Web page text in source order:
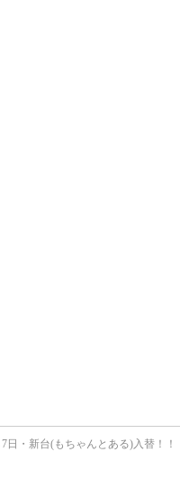
日・新台(もちゃんとある)入替！！